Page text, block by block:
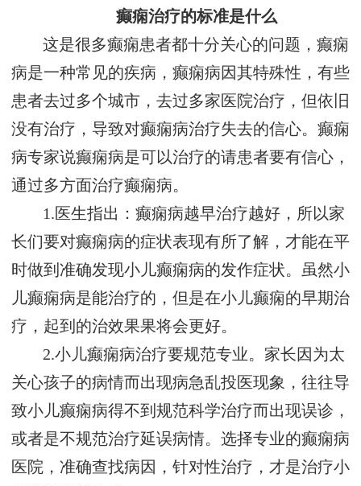
癫痫治疗的标准是什么
这是很多癫痫患者都十分关心的问题，癫痫
病是一种常见的疾病，癫痫病因其特殊性，有些
患者去过多个城市，去过多家医院治疗，但依旧
没有治疗，导致对癫痫病治疗失去的信心。癫痫
病专家说癫痫病是可以治疗的请患者要有信心，
通过多方面治疗癫痫病。
1.医生指出：癫痫病越早治疗越好，所以家
长们要对癫痫病的症状表现有所了解，才能在平
时做到准确发现小儿癫痫病的发作症状。虽然小
儿癫痫病是能治疗的，但是在小儿癫痫的早期治
疗，起到的治效果果将会更好。
2.小儿癫痫病治疗要规范专业。家长因为太
关心孩子的病情而出现病急乱投医现象，往往导
致小儿癫痫病得不到规范科学治疗而出现误诊，
或者是不规范治疗延误病情。选择专业的癫痫病
医院，准确查找病因，针对性治疗，才是治疗小